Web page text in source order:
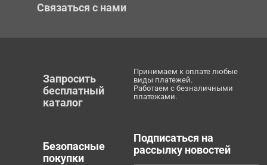
Связаться с нами
Запросить
бесплатный
каталог
Принимаем к оплате любые
виды платежей.
Работаем с безналичными
платежами.
Безопасные
покупки
Подписаться на
рассылку новостей